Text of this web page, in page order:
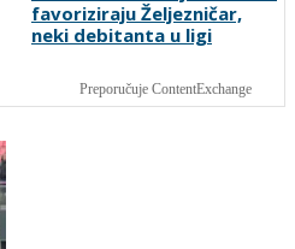
Muslera i Pejić pred duel sa